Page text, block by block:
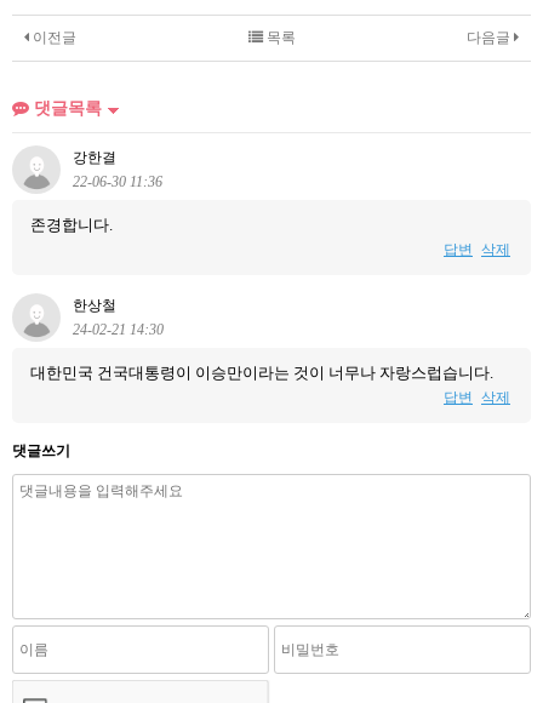
이전글 다음글
목록
댓글목록
강한결
22-06-30 11:36
존경합니다.
답변 삭제
한상철
24-02-21 14:30
대한민국 건국대통령이 이승만이라는 것이 너무나 자랑스럽습니다.
답변 삭제
댓글쓰기